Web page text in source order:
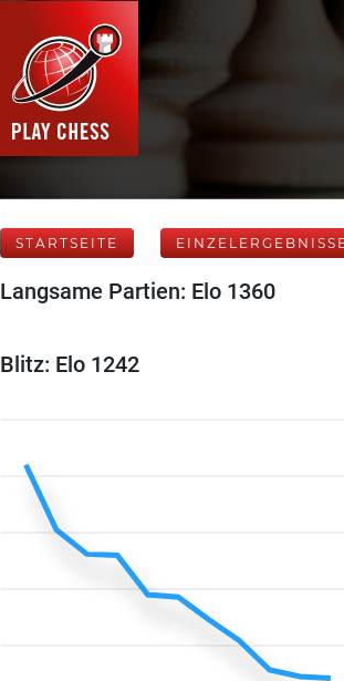
STARTSEITE
Langsame Partien: Elo 1360
Blitz: Elo 1242